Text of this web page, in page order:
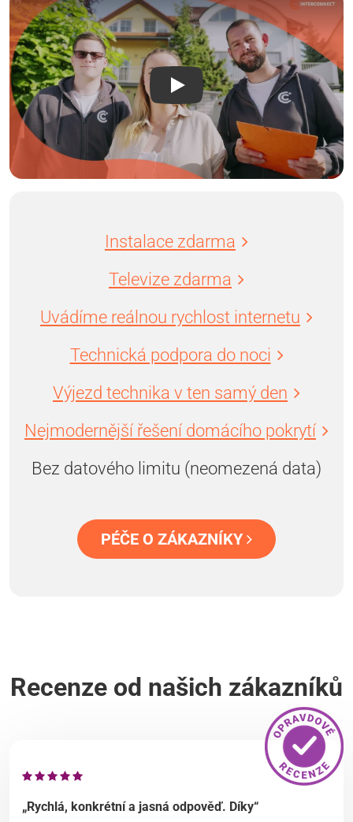
Instalace zdarma
Televize zdarma
Uvádíme reálnou rychlost internetu
Technická podpora do noci
Výjezd technika v ten samý den
Nejmodernější řešení domácího pokrytí
Bez datového limitu (neomezená data)
PÉČE O ZÁKAZNÍKY
Recenze od našich zákazníků
„Rychlá, konkrétní a jasná odpověď. Díky“